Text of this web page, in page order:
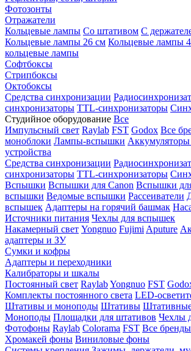
Фотозонты
Отражатели
Кольцевые лампы Со штативом С
Кольцевые лампы 26 см Кольцевые лампы
кольцевые лампы
Софтбоксы
Стрипбоксы
Октобоксы
Средства синхронизации
синхронизаторы TTL-синхронизаторы
Студийное оборудование Все
Импульсный свет Raylab FST Godox Все
моноблоки Лампы-вспышки
устройства
Средства синхронизации
синхронизаторы TTL-синхронизаторы
Вспышки Вспышки для Canon Вспышки
вспышки Ведомые вспышки Рассеиватели
вспышек Адаптеры на горячий башмак
Источники питания Чехлы для вспышек
Накамерный свет Yongnuo Fujimi Aputure
адаптеры и ЗУ
Сумки и кофры
Адаптеры и переходники
Калибраторы и шкалы
Постоянный свет RaylabYongnuo FST
Комплекты постоянного света LED-
Штативы и моноподы Штативы
Моноподы Площадки для штативов Чехлы
Фотофоны Raylab Colorama FST Все бренды
Хромакей фоны Виниловые фоны